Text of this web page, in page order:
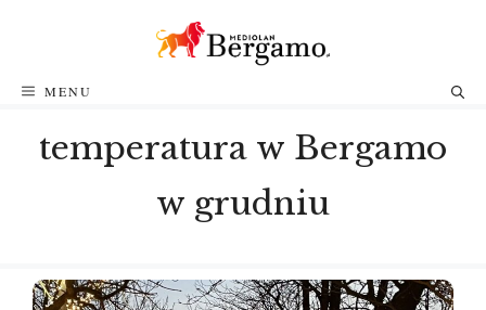
MENU
temperatura w Bergamo
w grudniu